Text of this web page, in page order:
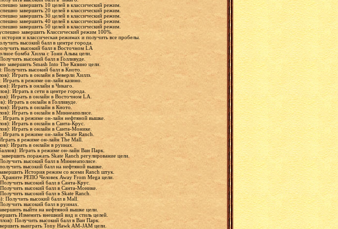
завершить 10 целей в классический режим.
завершить 20 целей в классический режим.
завершить 30 целей в классический режим.
завершить 40 целей в классический режим.
завершить 50 целей в классический режим.
завершить Классический режим 100%.
и классическая режимах и получить все пробелы.
высокий балл в центре города.
высокий балл в Восточном LA
бомба Хилла с Тони Альва цели.
высокий балл в Голливуде.
завершить Smash Into The Казино цели.
Получить высокий балл в Киото.
Играть в онлайн в Беверли Хиллз.
Играть в режиме он-лайн казино.
Играть в онлайн в Чикаго.
Играть в сети в центре города.
Играть в онлайн в Восточном LA.
Играть в онлайн в Голливуде.
Играть в онлайн в Киото.
Играть в онлайн в Миннеаполисе.
в режиме он-лайн нефтяной вышке.
Играть в онлайн в Санта-Крус.
Играть в онлайн в Санта-Монике.
в режиме он-лайн Skate Ranch.
в режиме он-лайн The Mall.
Играть в онлайн в руинах.
Играть в режиме он-лайн Ван Парк.
поражать Skate Ranch регулирование цели.
высокий балл в Миннеаполисе.
высокий балл на нефтяной вышке.
История режим со всеми Ranch штук.
Храните РЕПО Человек Away From Mega цели.
высокий балл в Санта-Крус.
высокий балл в Санта-Монике.
высокий балл в Skate Ranch.
Получить высокий балл в Mall.
высокий балл в руинах.
выйти на нефтяной вышке цели.
Изменить внешний вид и стиль целей.
Получить высокий балл в Ван Парк.
выиграть Tony Hawk AM-JAM цели.